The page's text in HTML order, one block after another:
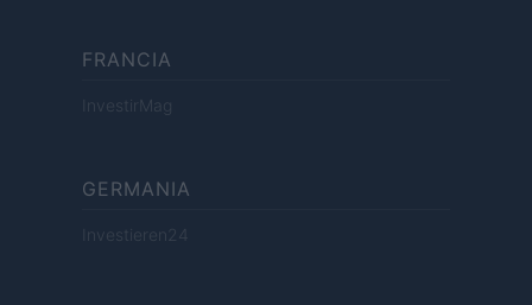
FRANCIA
InvestirMag
GERMANIA
Investieren24